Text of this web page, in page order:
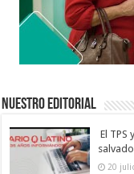
Nuestro Editorial
El
20